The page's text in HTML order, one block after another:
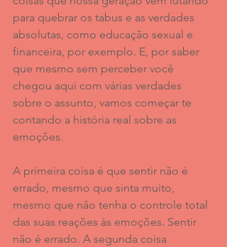
para quebrar os tabus e as verdades
absolutas, como educação sexual e
financeira, por exemplo. E, por saber
que mesmo sem perceber você
chegou aqui com várias verdades
sobre o assunto, vamos começar te
contando a história real sobre as
emoções.
A primeira coisa é que sentir não é
errado, mesmo que sinta muito,
mesmo que não tenha o controle total
das suas reações às emoções. Sentir
não é errado. A segunda coisa